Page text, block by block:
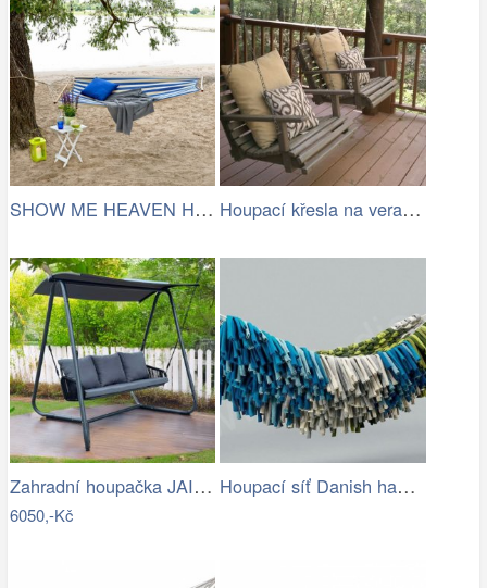
SHOW ME HEAVEN Houpací síť, pruhy… Houpací křesla na verandě
Zahradní houpačka JAIRA Tempo Kondela
6050,-Kč
Houpací síť Danish hammock - Artedio.cz